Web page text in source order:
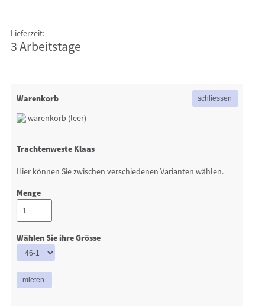
Lieferzeit:
3 Arbeitstage
Warenkorb
warenkorb (leer)
Trachtenweste Klaas
Hier können Sie zwischen verschiedenen Varianten wählen.
Menge
Wählen Sie ihre Grösse